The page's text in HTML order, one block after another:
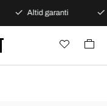
Altid garanti Hurtig